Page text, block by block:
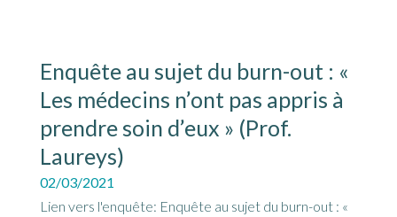
Enquête au sujet du burn-out : «
Les médecins n’ont pas appris à
prendre soin d’eux » (Prof.
Laureys)
02/03/2021
Lien vers l'enquête: Enquête au sujet du burn-out : «